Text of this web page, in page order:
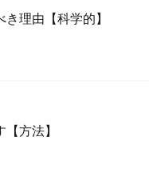
理由【科学的】
方法】